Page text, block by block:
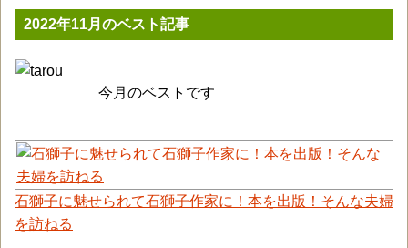
2022年11月のベスト記事
今月のベストです
石獅子に魅せられて石獅子作家に！本を出版！そんな夫婦
を訪ねる